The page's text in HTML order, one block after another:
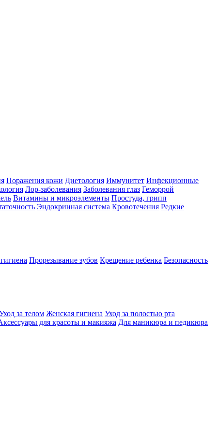
Поражения кожи Диетология Иммунитет Инфекционные
Лор-заболевания Заболевания глаз Геморрой
Витамины и микроэлементы Простуда, грипп
Эндокринная система Кровотечения Редкие
Прорезывание зубов Крещение ребенка Безопасность
за телом Женская гигиена Уход за полостью рта
для красоты и макияжа Для маникюра и педикюра